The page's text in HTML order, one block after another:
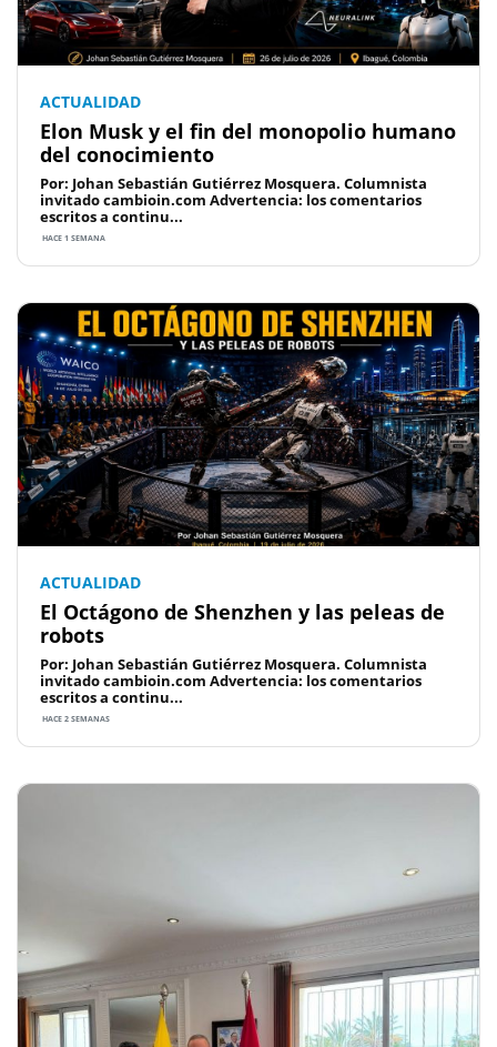
ACTUALIDAD
Elon Musk y el fin del monopolio humano
del conocimiento
Por: Johan Sebastián Gutiérrez Mosquera. Columnista
invitado cambioin.com Advertencia: los comentarios
escritos a continu...
HACE 1 SEMANA
ACTUALIDAD
El Octágono de Shenzhen y las peleas de
robots
Por: Johan Sebastián Gutiérrez Mosquera. Columnista
invitado cambioin.com Advertencia: los comentarios
escritos a continu...
HACE 2 SEMANAS